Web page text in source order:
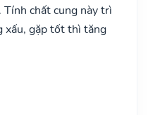
Tính chất cung này trì
xấu, gặp tốt thì tăng